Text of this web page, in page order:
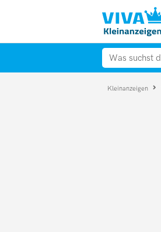
Kleinanzeigen